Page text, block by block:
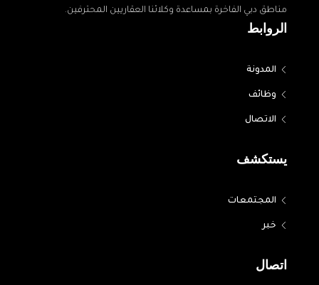
مناطق دبي الفاخرة بمساعدة وكلائنا العقاريين المحترفين.
الروابط
المدونة
وظائف
الاتصال
يستكشف
المجتمعات
خبر
اتصال